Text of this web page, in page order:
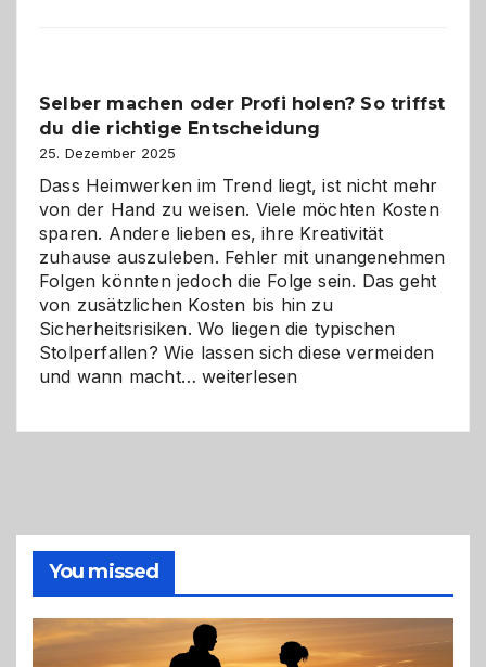
Herausforderungen
und
Zukunft
Selber machen oder Profi holen? So triffst
du die richtige Entscheidung
25. Dezember 2025
Dass Heimwerken im Trend liegt, ist nicht mehr
von der Hand zu weisen. Viele möchten Kosten
sparen. Andere lieben es, ihre Kreativität
zuhause auszuleben. Fehler mit unangenehmen
Folgen könnten jedoch die Folge sein. Das geht
von zusätzlichen Kosten bis hin zu
Sicherheitsrisiken. Wo liegen die typischen
Stolperfallen? Wie lassen sich diese vermeiden
und wann macht…Selber
richtige
Entscheidung
weiterlesen
You missed